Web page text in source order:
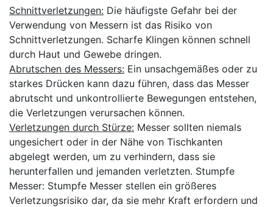
Schnittverletzungen: Die häufigste Gefahr bei der
Verwendung von Messern ist das Risiko von
Schnittverletzungen. Scharfe Klingen können schnell
durch Haut und Gewebe dringen.
Abrutschen des Messers: Ein unsachgemäßes oder zu
starkes Drücken kann dazu führen, dass das Messer
abrutscht und unkontrollierte Bewegungen entstehen,
die Verletzungen verursachen können.
Verletzungen durch Stürze: Messer sollten niemals
ungesichert oder in der Nähe von Tischkanten
abgelegt werden, um zu verhindern, dass sie
herunterfallen und jemanden verletzten. Stumpfe
Messer: Stumpfe Messer stellen ein größeres
Verletzungsrisiko dar, da sie mehr Kraft erfordern und